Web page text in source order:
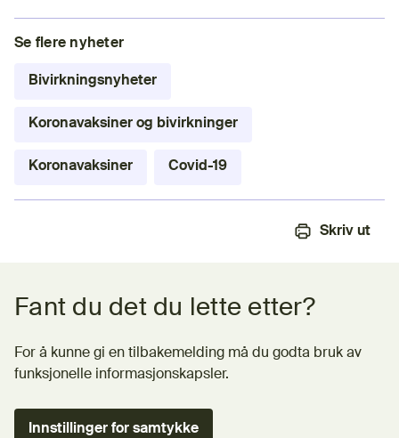
Se flere nyheter
Bivirkningsnyheter
Koronavaksiner og bivirkninger
Koronavaksiner Covid-19
Skriv ut
Fant du det du lette etter?
For å kunne gi en tilbakemelding må du godta bruk av
funksjonelle informasjonskapsler.
Innstillinger for samtykke